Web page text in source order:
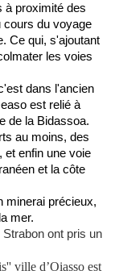
à proximité des
cours du voyage
Ce qui, s'ajoutant
les voies
dans l'ancien
est relié à
de la Bidassoa.
au moins, des
et enfin une voie
et la côte
minerai précieux,
mer.
ont pris un
ville d’Oiasso est